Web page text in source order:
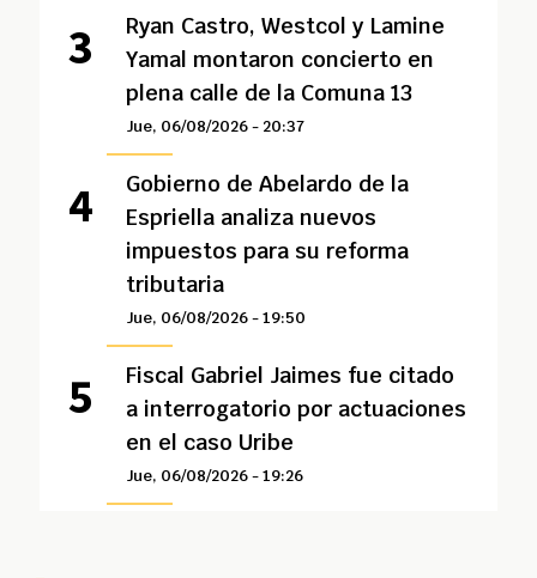
Ryan Castro, Westcol y Lamine
Yamal montaron concierto en
plena calle de la Comuna 13
Jue, 06/08/2026 - 20:37
Gobierno de Abelardo de la
Espriella analiza nuevos
impuestos para su reforma
tributaria
Jue, 06/08/2026 - 19:50
Fiscal Gabriel Jaimes fue citado
a interrogatorio por actuaciones
en el caso Uribe
Jue, 06/08/2026 - 19:26